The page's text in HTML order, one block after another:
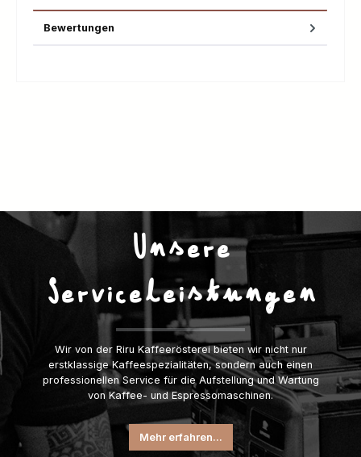
Bewertungen
Unsere
Serviceleistungen
Wir von der Riru Kaffeerösterei bieten wir nicht nur
erstklassige Kaffeespezialitäten, sondern auch einen
professionellen Service für die Aufstellung und Wartung
von Kaffee- und Espressomaschinen.
Mehr erfahren...